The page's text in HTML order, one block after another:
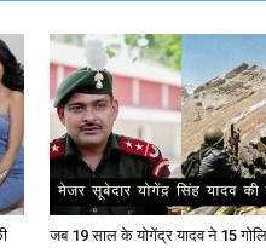
जब 19 साल के योगेंद्र यादव ने 15